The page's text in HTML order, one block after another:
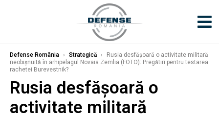
Defense România › Strategică ›
Rusia desfăşoară o activitate militară
neobișnuită în arhipelagul Novaia Zemlia (FOTO): Pregătiri pentru testarea
rachetei Burevestnik?
Rusia desfăşoară o
activitate militară